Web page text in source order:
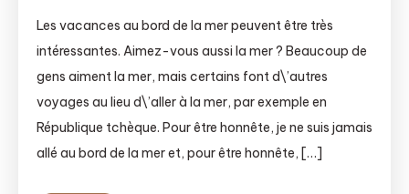
Les vacances au bord de la mer peuvent être très
intéressantes. Aimez-vous aussi la mer ? Beaucoup de
gens aiment la mer, mais certains font d\’autres
voyages au lieu d\’aller à la mer, par exemple en
République tchèque. Pour être honnête, je ne suis jamais
allé au bord de la mer et, pour être honnête, […]